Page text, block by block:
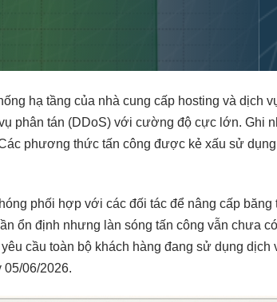
hạ tầng của nhà cung cấp hosting và dịch
phân tán (DDoS) với cường độ cực lớn.
phương thức tấn công được kẻ xấu sử
phối hợp với các đối tác để nâng cấp
ổn định nhưng làn sóng tấn công vẫn chưa
cầu toàn bộ khách hàng đang sử dụng
05/06/2026.